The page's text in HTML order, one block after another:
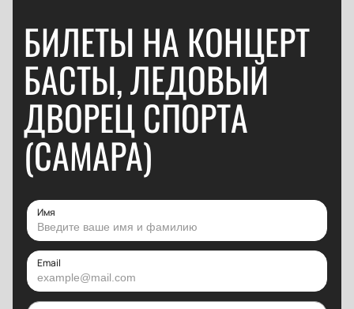
БИЛЕТЫ НА КОНЦЕРТ
БАСТЫ, ЛЕДОВЫЙ
ДВОРЕЦ СПОРТА
(САМАРА)
Имя
Email